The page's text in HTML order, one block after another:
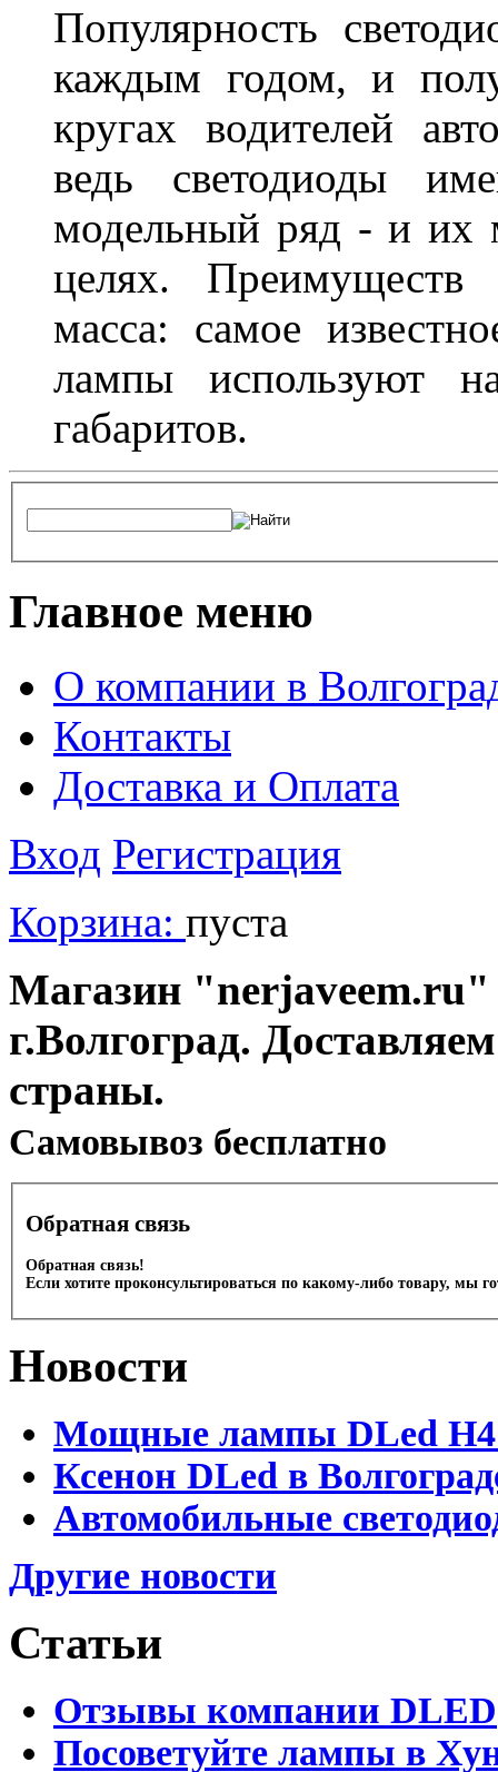
Популярность
каждым годом, и
кругах водителей
ведь светодиоды
модельный ряд - и их
целях.
масса: самое
лампы используют
габаритов.
Главное меню
О компании в
Контакты
Доставка и Оплата
Вход Регистрация
Корзина: пуста
Магазин "nerjaveem.ru"
г.Волгоград.
страны.
Cамовывоз бесплатно
Обратная связь
Обратная связь!
Если хотите проконсультироваться по какому-либо товару, мы
Новости
Мощные лампы DLed H4
Ксенон DLed в
Автомобильные
Другие новости
Статьи
Отзывы компании DLED
Посоветуйте лампы в